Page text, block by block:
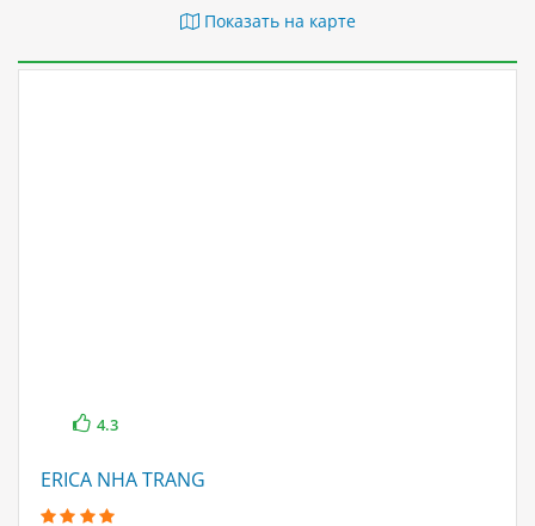
Показать на карте
4.3
ERICA NHA TRANG